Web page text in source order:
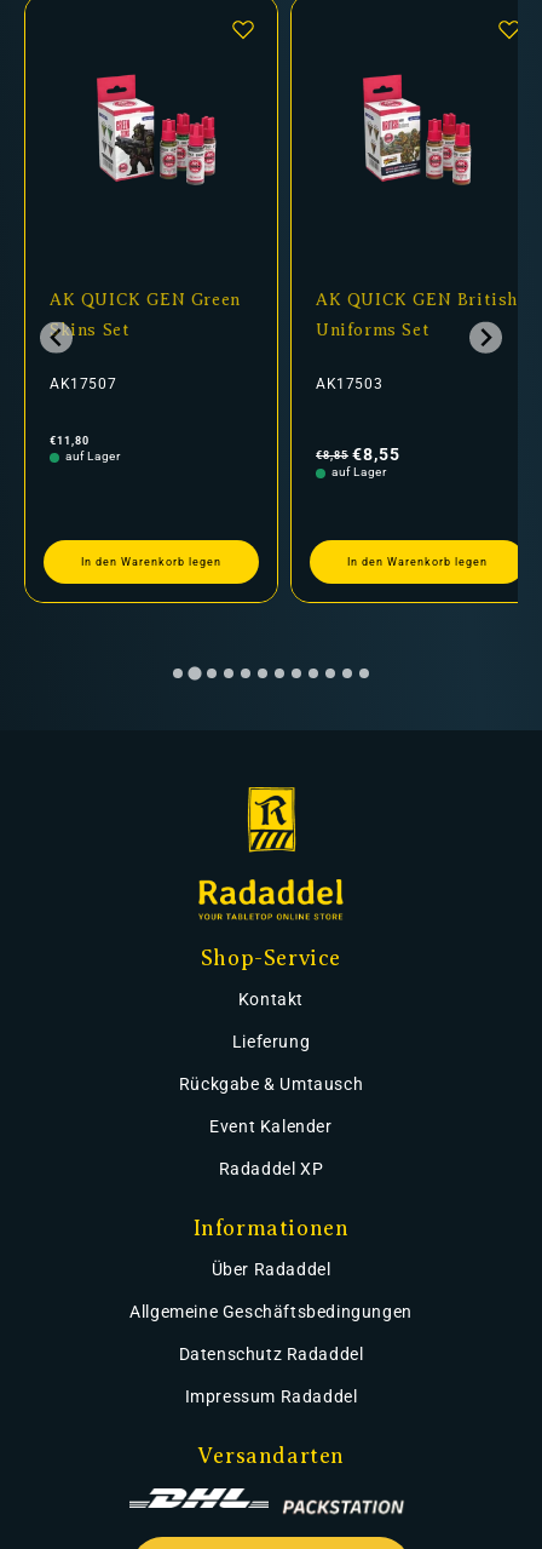
AK QUICK GEN Green
Skins Set
AK17507
Normaler
Preis
€11,80
auf Lager
In den Warenkorb legen
AK QUICK GEN British
Uniforms Set
AK17503
Preis
€8,85 €8,55
auf Lager
In den Warenkorb legen
Shop-Service
Kontakt
Lieferung
Rückgabe & Umtausch
Event Kalender
Radaddel XP
Informationen
Über Radaddel
Allgemeine Geschäftsbedingungen
Datenschutz Radaddel
Impressum Radaddel
Versandarten